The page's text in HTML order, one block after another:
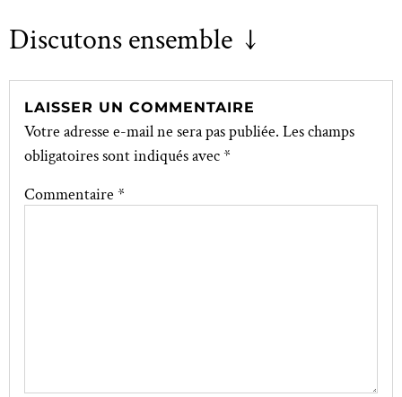
Discutons ensemble ↓
LAISSER UN COMMENTAIRE
Votre adresse e-mail ne sera pas publiée. Les champs
obligatoires sont indiqués avec*
Commentaire *